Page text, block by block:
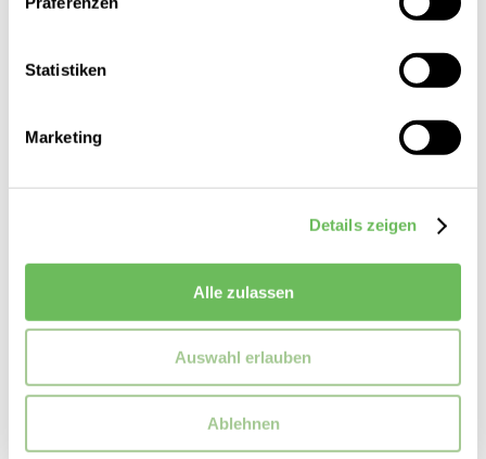
Statistiken
Marketing
Details zeigen
Alle zulassen
Auswahl erlauben
Ablehnen
SALE
Damen Boyfriend Jeans Raid